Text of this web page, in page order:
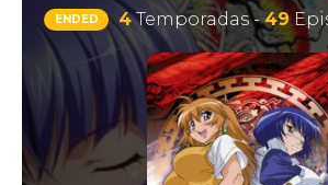
ENDED 4Temporadas -49